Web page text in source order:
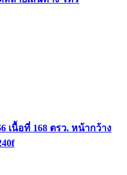
เนื้อที่ 168 ตรว. หน้ากว้าง